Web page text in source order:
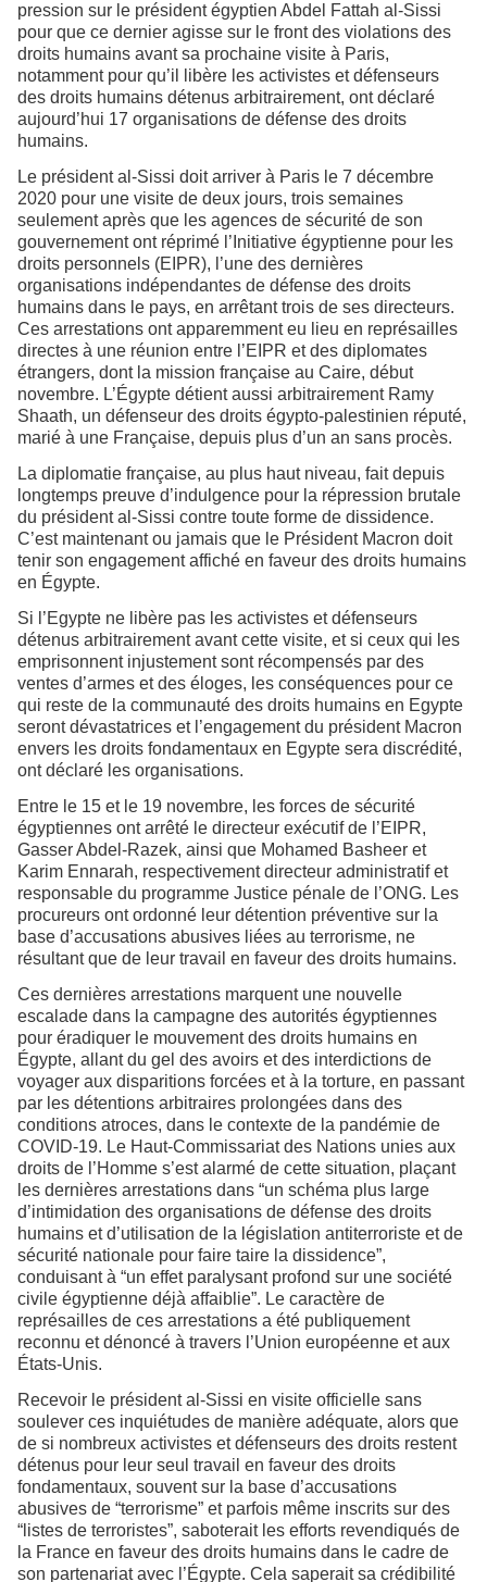
pression sur le président égyptien Abdel Fattah al-Sissi
pour que ce dernier agisse sur le front des violations des
droits humains avant sa prochaine visite à Paris,
notamment pour qu’il libère les activistes et défenseurs
des droits humains détenus arbitrairement, ont déclaré
aujourd’hui 17 organisations de défense des droits
humains.
Le président al-Sissi doit arriver à Paris le 7 décembre
2020 pour une visite de deux jours, trois semaines
seulement après que les agences de sécurité de son
gouvernement ont réprimé l’Initiative égyptienne pour les
droits personnels (EIPR), l’une des dernières
organisations indépendantes de défense des droits
humains dans le pays, en arrêtant trois de ses directeurs.
Ces arrestations ont apparemment eu lieu en représailles
directes à une réunion entre l’EIPR et des diplomates
étrangers, dont la mission française au Caire, début
novembre. L’Égypte détient aussi arbitrairement Ramy
Shaath, un défenseur des droits égypto-palestinien réputé,
marié à une Française, depuis plus d’un an sans procès.
La diplomatie française, au plus haut niveau, fait depuis
longtemps preuve d’indulgence pour la répression brutale
du président al-Sissi contre toute forme de dissidence.
C’est maintenant ou jamais que le Président Macron doit
tenir son engagement affiché en faveur des droits humains
en Égypte.
Si l’Egypte ne libère pas les activistes et défenseurs
détenus arbitrairement avant cette visite, et si ceux qui les
emprisonnent injustement sont récompensés par des
ventes d’armes et des éloges, les conséquences pour ce
qui reste de la communauté des droits humains en Egypte
seront dévastatrices et l’engagement du président Macron
envers les droits fondamentaux en Egypte sera discrédité,
ont déclaré les organisations.
Entre le 15 et le 19 novembre, les forces de sécurité
égyptiennes ont arrêté le directeur exécutif de l’EIPR,
Gasser Abdel-Razek, ainsi que Mohamed Basheer et
Karim Ennarah, respectivement directeur administratif et
responsable du programme Justice pénale de l’ONG. Les
procureurs ont ordonné leur détention préventive sur la
base d’accusations abusives liées au terrorisme, ne
résultant que de leur travail en faveur des droits humains.
Ces dernières arrestations marquent une nouvelle
escalade dans la campagne des autorités égyptiennes
pour éradiquer le mouvement des droits humains en
Égypte, allant du gel des avoirs et des interdictions de
voyager aux disparitions forcées et à la torture, en passant
par les détentions arbitraires prolongées dans des
conditions atroces, dans le contexte de la pandémie de
COVID-19. Le Haut-Commissariat des Nations unies aux
droits de l’Homme s’est alarmé de cette situation, plaçant
les dernières arrestations dans “un schéma plus large
d’intimidation des organisations de défense des droits
humains et d’utilisation de la législation antiterroriste et de
sécurité nationale pour faire taire la dissidence”,
conduisant à “un effet paralysant profond sur une société
civile égyptienne déjà affaiblie”. Le caractère de
représailles de ces arrestations a été publiquement
reconnu et dénoncé à travers l’Union européenne et aux
États-Unis.
Recevoir le président al-Sissi en visite officielle sans
soulever ces inquiétudes de manière adéquate, alors que
de si nombreux activistes et défenseurs des droits restent
détenus pour leur seul travail en faveur des droits
fondamentaux, souvent sur la base d’accusations
abusives de “terrorisme” et parfois même inscrits sur des
“listes de terroristes”, saboterait les efforts revendiqués de
la France en faveur des droits humains dans le cadre de
son partenariat avec l’Égypte. Cela saperait sa crédibilité